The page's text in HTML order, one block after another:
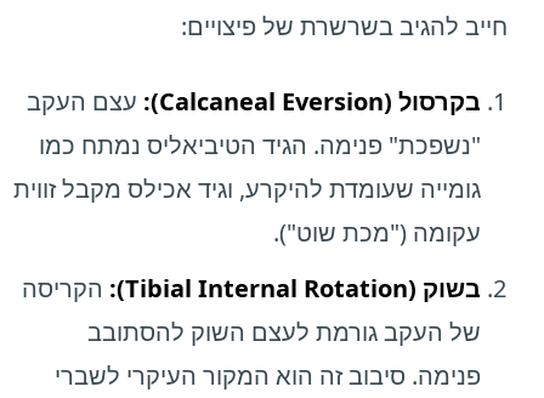
חייב להגיב בשרשרת של פיצויים:
בקרסול (Calcaneal Eversion):
עצם העקב
"נשפכת" פנימה. הגיד הטיביאליס נמתח כמו
גומייה שעומדת להיקרע, וגיד אכילס מקבל זווית
עקומה ("מכת שוט").
בשוק (Tibial Internal Rotation):
הקריסה
של העקב גורמת לעצם השוק להסתובב
פנימה. סיבוב זה הוא המקור העיקרי לשברי